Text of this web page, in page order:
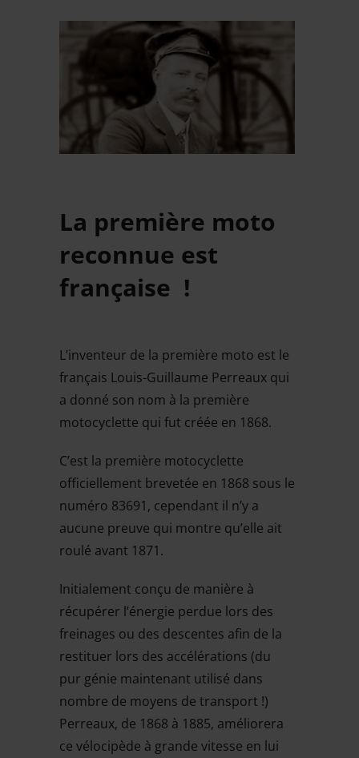
La première moto
reconnue est
française !
L’inventeur de la première moto est le
français Louis-Guillaume Perreaux qui
a donné son nom à la première
motocyclette qui fut créée en 1868.
C’est la première motocyclette
officiellement brevetée en 1868 sous le
numéro 83691, cependant il n’y a
aucune preuve qui montre qu’elle ait
roulé avant 1871.
Initialement conçu de manière à
récupérer l’énergie perdue lors des
freinages ou des descentes afin de la
restituer lors des accélérations (du
pur génie maintenant utilisé dans
nombre de moyens de transport !)
Perreaux, de 1868 à 1885, améliorera
ce vélocipède à grande vitesse en lui